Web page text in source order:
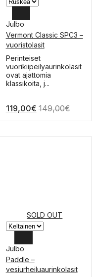
Julbo
Vermont Classic SPC3 –
vuoristolasit
Tällä
tuotteella
on
useampi
tehdä
Perinteiset
vuorikiipeilyaurinkolasit
ovat ajattomia
klassikoita, j...
119,00€ 149,00€
SOLD OUT
Julbo
Paddle –
vesiurheiluaurinkolasit